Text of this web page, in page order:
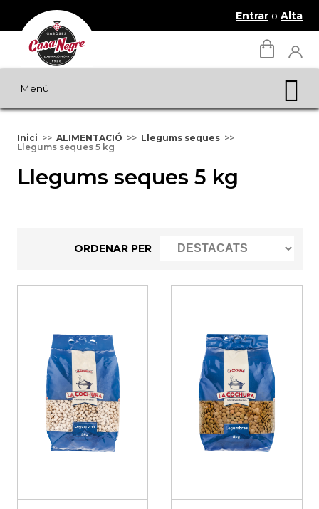
Entrar o Alta
Menú
Inici ALIMENTACIÓ
Llegums seques
Llegums seques 5 kg
Llegums seques 5 kg
ORDENAR PER